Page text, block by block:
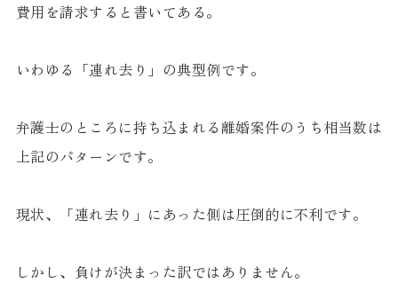
費用を請求すると書いてある。
いわゆる「連れ去り」の典型例です。
弁護士のところに持ち込まれる離婚案件のうち相当数は
上記のパターンです。
現状、「連れ去り」にあった側は圧倒的に不利です。
しかし、負けが決まった訳ではありません。